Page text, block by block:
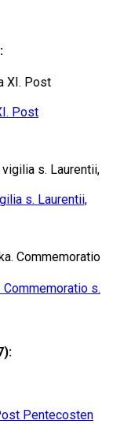
Post
s. Laurentii,
Commemoratio s.